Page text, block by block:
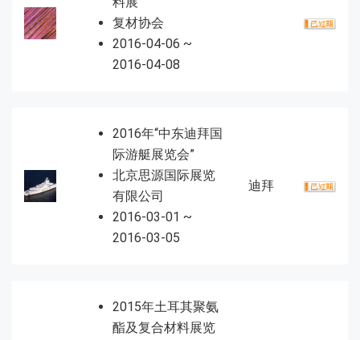
复材协会
2016-04-06 ~
2016-04-08
2016年“中东迪拜国
际游艇展览会”
北京思源国际展览
有限公司
2016-03-01 ~
2016-03-05
迪拜
2015年土耳其聚氨
酯及复合材料展览